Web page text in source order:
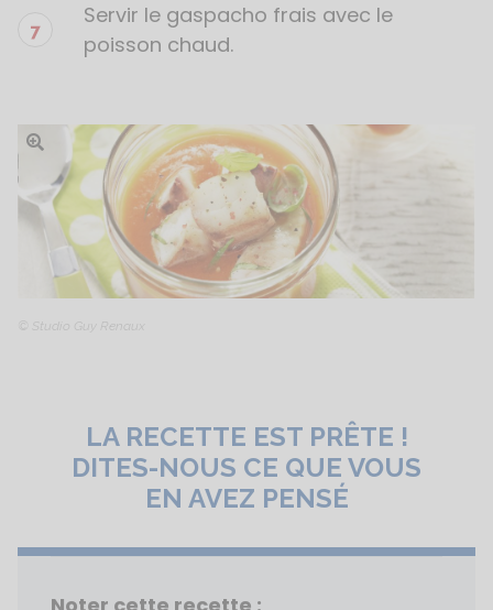
Servir le gaspacho frais avec le
poisson chaud.
Ouvrir l'image
© Studio Guy Renaux
LA RECETTE EST PRÊTE !
DITES-NOUS CE QUE VOUS
EN AVEZ PENSÉ